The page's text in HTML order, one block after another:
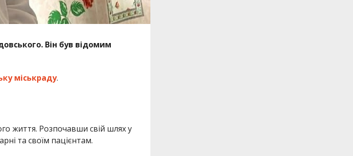
Він був відомим
міськраду.
життя. Розпочавши свій шлях у
та своїм пацієнтам.